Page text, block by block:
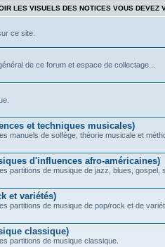
LES VISUELS DES NOTICES VOUS DEVEZ
ce site.
de ce forum et espace de collectage...
et techniques musicales)
manuels de solfège, théorie musicale et
d'influences afro-américaines)
partitions de musique de jazz, blues, gospel,
et variétés)
partitions de musique de pop/rock et de
classique)
partitions de musique classique.